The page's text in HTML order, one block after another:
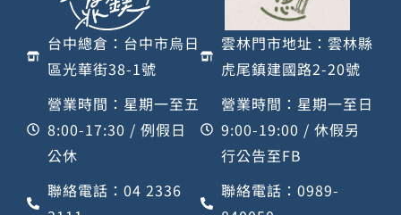
台中總倉：台中市烏日
區光華街38-1號
營業時間：星期一至五
8:00-17:30 / 例假日
公休
聯絡電話：04 2336
雲林門市地址：雲林縣
虎尾鎮建國路2-20號
營業時間：星期一至日
9:00-19:00 / 休假另
行公告至FB
聯絡電話：0989-